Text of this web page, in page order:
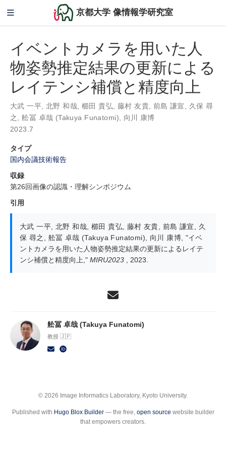
京都大学 像情報学研究室
イベントカメラを用いた人
物姿勢推定結果の更新による
レイテンシ補償と精度向上
大武 一平 北野 和哉 櫛田 貴弘 藤村 友貴 前島 謙宣
久保 尋
之
,舩冨 卓哉 (Takuya Funatomi)
向川 康博
2023.7
タイプ
国内会議技術報告
収録
第26回画像の認識・理解シンポジウム
引用
大武 一平 北野 和哉 櫛田 貴弘 藤村 友貴 前島 謙宣
久
保 尋之
舩冨 卓哉 (Takuya Funatomi) 向川 康博 "イベ
ントカメラを用いた人物姿勢推定結果の更新によるレイテ
ンシ補償と精度向上," MIRU2023 , 2023.
舩冨 卓哉 (Takuya Funatomi)
教授 🇯🇵
© 2026 Image Informatics Laboratory, Kyoto University.
Published with Hugo Blox Builder— the free, open source website builder
that empowers creators.